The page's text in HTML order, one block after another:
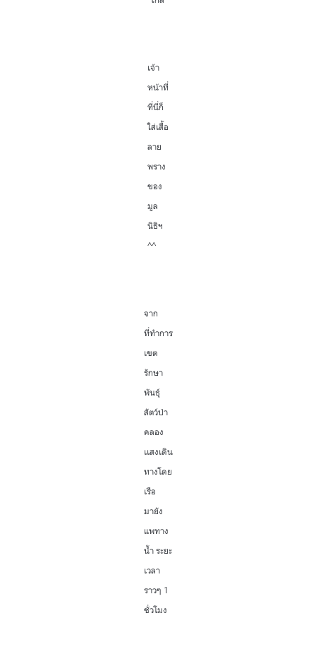
เจ้า
หน้าที่
ที่นี่ก็
ใส่เสื้อ
ลาย
พราง
ของ
มูล
นิธิฯ
^^
จาก
ที่ทำการ
เขต
รักษา
พันธุ์
สัตว์ป่า
คลอง
เเสงเดิน
ทางโดย
เรือ
มายัง
แพทาง
น้ำ ระยะ
เวลา
ราวๆ 1
ชั่วโมง